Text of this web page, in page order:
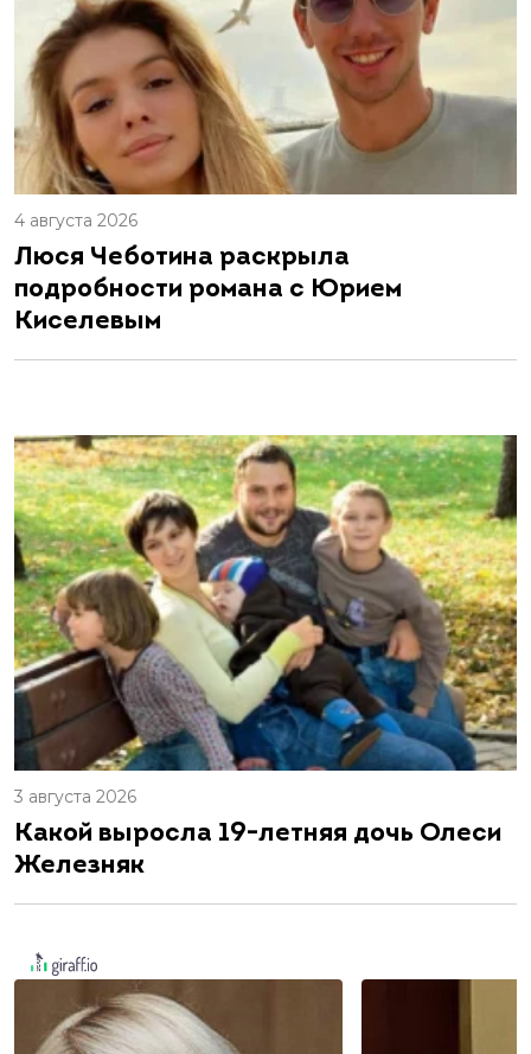
4 августа 2026
Люся Чеботина раскрыла
подробности романа с Юрием
Киселевым
3 августа 2026
Какой выросла 19-летняя дочь Олеси
Железняк